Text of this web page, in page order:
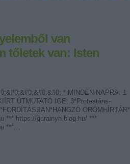
van
tőletek van: Isten
* MINDEN NAPRA: 1
ÚTMUTATÓ IGE; 3*Protestáns-
ÖRÖMHÍRTÁR*
*** https://garainyh.blog.hu/ ***
***…